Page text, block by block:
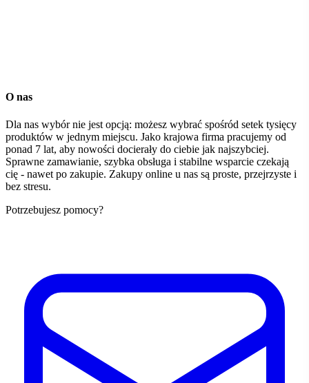
O nas
Dla nas wybór nie jest opcją: możesz wybrać spośród setek tysięcy
produktów w jednym miejscu. Jako krajowa firma pracujemy od
ponad 7 lat, aby nowości docierały do ciebie jak najszybciej.
Sprawne zamawianie, szybka obsługa i stabilne wsparcie czekają
cię - nawet po zakupie. Zakupy online u nas są proste, przejrzyste i
bez stresu.
Potrzebujesz pomocy?